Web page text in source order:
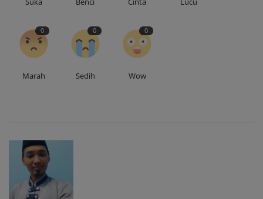
0
Marah
0
Sedih
0
Wow